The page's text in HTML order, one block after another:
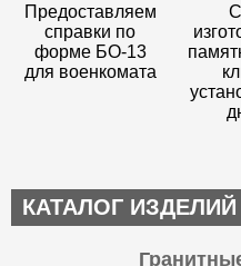
Предоставляем
справки по
форме БО-13
для военкомата
КАТАЛОГ ИЗДЕЛИЙ